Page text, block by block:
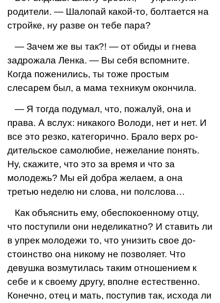
родите­ли. — Шалопай какой-то, бол­тается на
стройке, ну разве он тебе пара?
— Зачем же вы так?! — от обиды и гнева
задрожала Ленка. — Вы себя вспомни­те.
Когда поженились, ты то­же простым
слесарем был, а мама техникум окончила.
— Я тогда подумал, что, пожалуй, она и
права. А вслух: никакого Володи, нет и нет. И
все это резко, ка­тегорично. Брало верх ро­
дительское самолюбие, неже­лание понять.
Ну, скажите, что это за время и что за
молодежь? Мы ей добра же­лаем, а она
третью неделю ни слова, ни полслова…
Как объяснить ему, обес­покоенному отцу,
что посту­пили они неделикатно? И ставить ли
в упрек молоде­жи то, что унизить свое до­
стоинство она никому не позволяет. Что
девушка воз­мутилась таким отношением к
себе и к своему другу, вполне естественно.
Ко­нечно, отец и мать, поступив так, исхода ли